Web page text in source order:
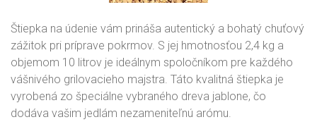
Štiepka na údenie vám prináša autentický a bohatý chuťový
zážitok pri príprave pokrmov. S jej hmotnosťou 2,4 kg a
objemom 10 litrov je ideálnym spoločníkom pre každého
vášnivého grilovacieho majstra. Táto kvalitná štiepka je
vyrobená zo špeciálne vybraného dreva jablone, čo
dodáva vašim jedlám nezameniteľnú arómu.